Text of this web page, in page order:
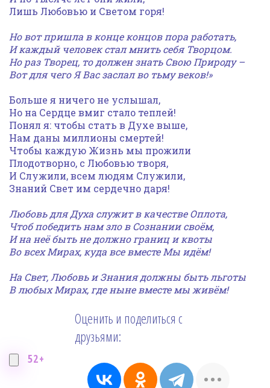
Лишь Любовью и Светом горя!
Но вот пришла в конце концов пора работать,
И каждый человек стал мнить себя Творцом.
Но раз Творец, то должен знать Свою Природу –
Вот для чего Я Вас заслал во тьму веков!»
Больше я ничего не услышал,
Но на Сердце вмиг стало теплей!
Понял я: чтобы стать в Духе выше,
Нам даны миллионы смертей!
Чтобы каждую Жизнь мы прожили
Плодотворно, с Любовью творя,
И Служили, всем людям Служили,
Знаний Свет им сердечно даря!
Любовь для Духа служит в качестве Оплота,
Чтоб победить нам зло в Сознании своём,
И на неё быть не должно границ и квоты
Во всех Мирах, куда все вместе Мы идём!
На Свет, Любовь и Знаниядолжны быть льготы
В любых Мирах, где ныне вместе мы живём!
52+
Оценить и поделиться с
друзьями: